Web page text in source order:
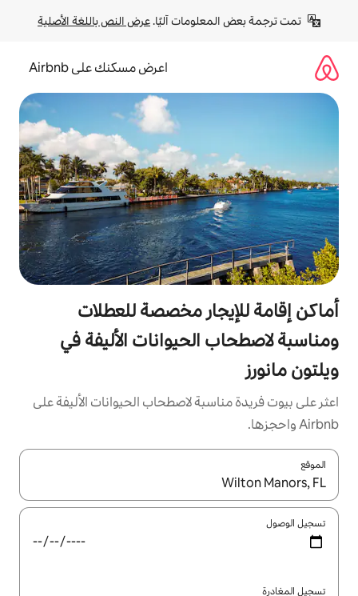
آليًا. عرض النص باللغة الأصلية
مخصصة للعطلات
الأليفة في
لاصطحاب الحيوانات الأليفة على
باستخدام السهمين لأعلى ولأسفل أو استكشف عن طريق اللمس أو السحب.